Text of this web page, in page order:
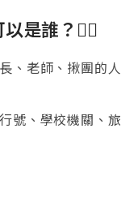
是誰？🙋‍♂️
、老師、揪團的人
號、學校機關、旅